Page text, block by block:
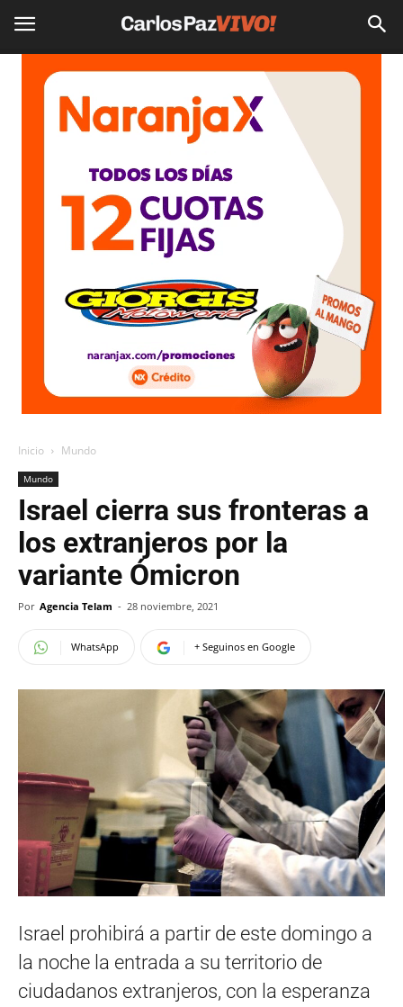
Inicio Mundo
Mundo
Israel cierra sus fronteras a
los extranjeros por la
variante Ómicron
Por Agencia Telam - 28 noviembre, 2021
WhatsApp + Seguinos en Google
Israel prohibirá a partir de este domingo a
la noche la entrada a su territorio de
ciudadanos extranjeros, con la esperanza